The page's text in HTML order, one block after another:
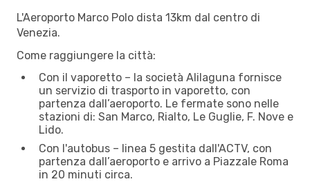
L'Aeroporto Marco Polo dista 13km dal centro di
Venezia.
Come raggiungere la città:
Con il vaporetto – la società Alilaguna fornisce
un servizio di trasporto in vaporetto, con
partenza dall’aeroporto. Le fermate sono nelle
stazioni di: San Marco, Rialto, Le Guglie, F. Nove e
Lido.
Con l'autobus – linea 5 gestita dall'ACTV, con
partenza dall’aeroporto e arrivo a Piazzale Roma
in 20 minuti circa.